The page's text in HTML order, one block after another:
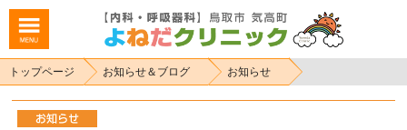
トップページ お知らせ＆ブログ お知らせ